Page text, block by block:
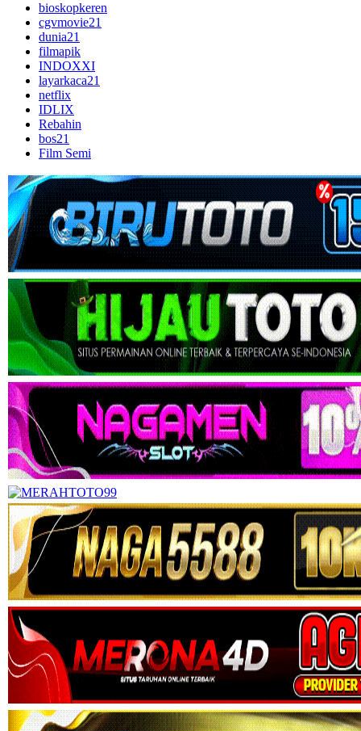
bioskopkeren
cgvmovie21
dunia21
filmapik
INDOXXI
layarkaca21
netflix
IDLIX
Rebahin
bos21
Film Semi